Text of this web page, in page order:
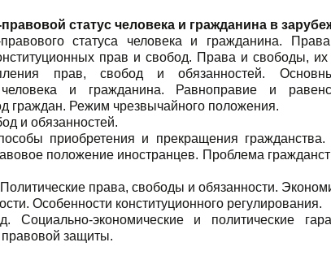
статус человека и гражданина в
правового статуса человека и гражданина.
прав и свобод. Права и свободы,
прав, свобод и обязанностей.
человека и гражданина. Равноправие и
граждан. Режим чрезвычайного положения.
и обязанностей.
приобретения и прекращения
положение иностранцев. Проблема
права, свободы и обязанности.
Особенности конституционного регулирования.
Социально-экономические и политические
защиты.